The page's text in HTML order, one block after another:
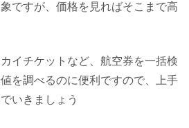
ですが、価格を見ればそこまで高
イチケットなど、航空券を一括検
を調べるのに便利ですので、上手
いきましょう